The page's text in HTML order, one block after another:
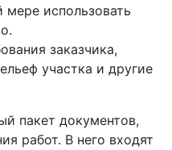
использовать
заказчика,
участка и другие
пакет документов,
работ. В него входят